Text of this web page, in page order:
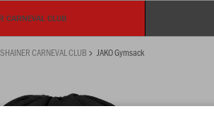
CARNEVAL CLUB
CARNEVAL CLUB JAKO Gymsack